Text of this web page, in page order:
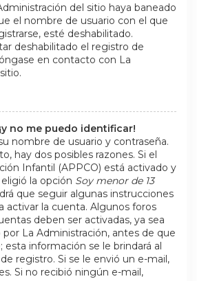
del sitio haya baneado
el nombre de usuario con el que
esté deshabilitado.
deshabilitado el registro de
en contacto con La
no me puedo identificar!
nombre de usuario y contraseña.
hay dos posibles razones. Si el
Infantil (APPCO) está activado y
la opción Soy menor de 13
que seguir algunas instrucciones
activar la cuenta. Algunos foros
deben ser activadas, ya sea
La Administración, antes de que
esta información se le brindará al
registro. Si se le envió un e-mail,
Si no recibió ningún e-mail,